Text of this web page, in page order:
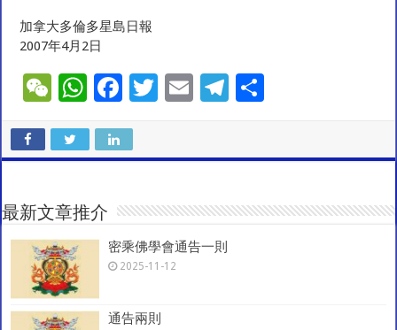
加拿大多倫多星島日報
2007年4月2日
W
C
h
at
W
at
sA
p
p
F
e
b
o
k
T
er
E
l
T
gr
a
e
最新文章推介
密乘佛學會通告一則
2025-11-12
通告兩則